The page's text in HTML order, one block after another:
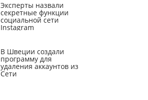
Эксперты назвали
секретные функции
социальной сети
Instagram
В Швеции создали
программу для
удаления аккаунтов из
Сети